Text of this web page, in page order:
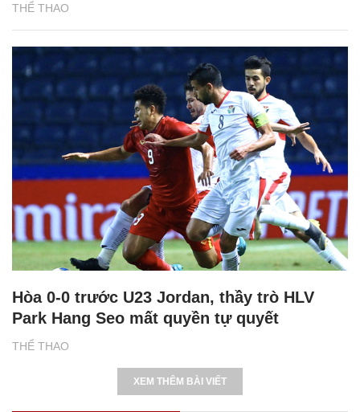
THỂ THAO
THỂ THAO
Hòa 0-0 trước U23 Jordan, thầy trò HLV
Park Hang Seo mất quyền tự quyết
XEM THÊM BÀI VIẾT